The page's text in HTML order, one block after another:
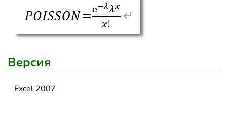
Версия
Excel 2007